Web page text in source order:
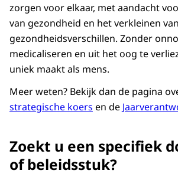
zorgen voor elkaar, met aandacht
van gezondheid en het verkleinen van
gezondheidsverschillen. Zonder
medicaliseren en uit het oog te
uniek maakt als mens.
Meer weten? Bekijk dan de pagina
strategische koers en de
Zoekt u een specifiek
of beleidsstuk?